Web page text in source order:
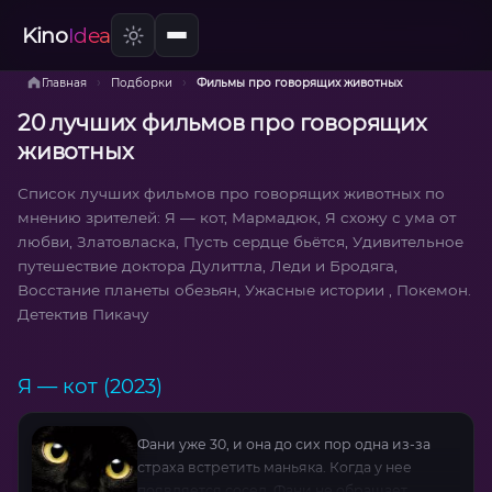
KinoIdea
Главная › Подборки › Фильмы про говорящих животных
20 лучших фильмов про говорящих
животных
Список лучших фильмов про говорящих животных по
мнению зрителей: Я — кот, Мармадюк, Я схожу с ума от
любви, Златовласка, Пусть сердце бьётся, Удивительное
путешествие доктора Дулиттла, Леди и Бродяга,
Восстание планеты обезьян, Ужасные истории , Покемон.
Детектив Пикачу
Я — кот (2023)
Фани уже 30, и она до сих пор одна из-за
страха встретить маньяка. Когда у нее